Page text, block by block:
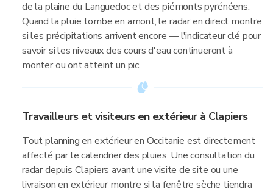
de la plaine du Languedoc et des piémonts pyrénéens.
Quand la pluie tombe en amont, le radar en direct montre
si les précipitations arrivent encore — l'indicateur clé pour
savoir si les niveaux des cours d'eau continueront à
monter ou ont atteint un pic.
Travailleurs et visiteurs en extérieur à Clapiers
Tout planning en extérieur en Occitanie est directement
affecté par le calendrier des pluies. Une consultation du
radar depuis Clapiers avant une visite de site ou une
livraison en extérieur montre si la fenêtre sèche tiendra